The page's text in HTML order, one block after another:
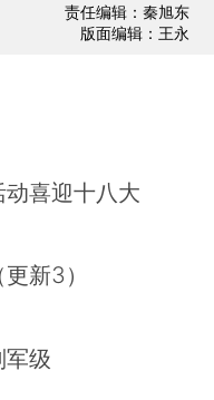
责任编辑：秦旭东
版面编辑：王永
喜迎十八大
新3）
军级